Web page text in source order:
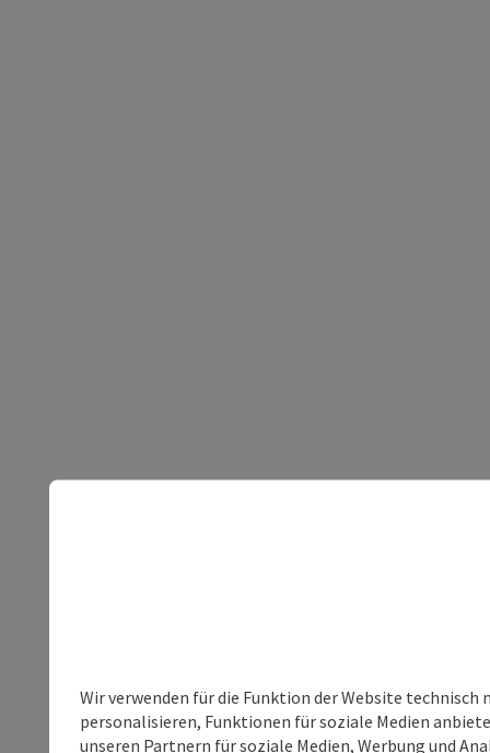
Wir verwenden für die Funktion der Website
personalisieren, Funktionen für soziale Medien
unseren Partnern für soziale Medien, Werbung und